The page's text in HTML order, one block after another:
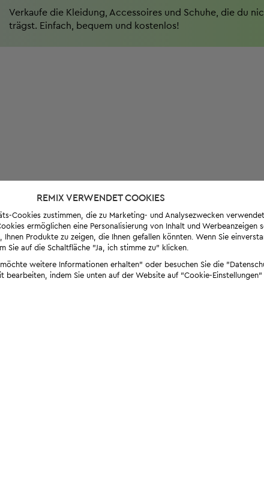
Verkaufe die Kleidung, Accessoires und Schuhe, die du
trägst. Einfach, bequem und kostenlos!
REMIX VERWENDET COOKIES
Cookies zustimmen, die zu Marketing- und Analysezwecken
ermöglichen eine Personalisierung von Inhalt und Werbeanzeigen
Produkte zu zeigen, die Ihnen gefallen könnten. Wenn Sie
Sie auf die Schaltfläche "Ja, ich stimme zu" klicken.
weitere Informationen erhalten" oder besuchen Sie die
bearbeiten, indem Sie unten auf der Website auf "Cookie-Einstellungen"